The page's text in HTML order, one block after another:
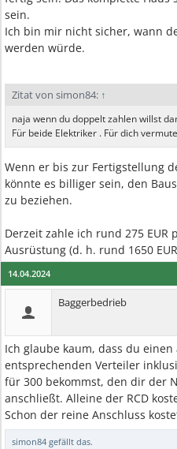
sein.
Ich bin mir nicht sicher, wann
werden würde.
Zitat von simon84: ↑
naja wenn du doppelt zahlen willst
Für beide Elektriker . Für dich
Wenn er bis zur Fertigstellung
könnte es billiger sein, den
zu beziehen.
Derzeit zahle ich rund 275
Ausrüstung (d. h. rund 1650
14.04.2024
Baggerbedrieb
Ich glaube kaum, dass du
entsprechenden Verteiler
für 300 bekommst, den dir der
anschließt. Alleine der RCD
Schon der reine Anschluss
simon84 gefällt das.